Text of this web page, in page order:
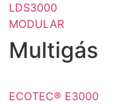
LDS3000
MODULAR
Multigás
ECOTEC® E3000